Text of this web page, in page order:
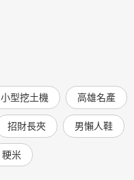
小型挖土機 高雄名產
招財長夾 男懶人鞋
粳米